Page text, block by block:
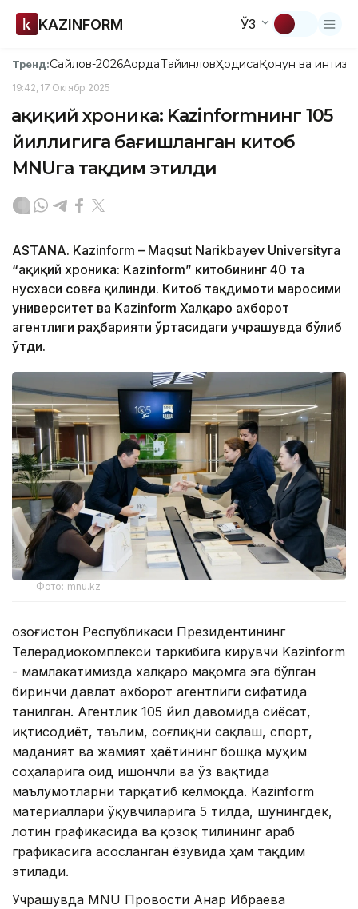
KAZINFORM ЎЗ
Тренд:Сайлов-2026АқордаТайинловҲодисаҚонун ва
19:42, 17 Октябр 2025
Ҳақиқий хроника: Kazinformнинг 105
йиллигига бағишланган китоб
MNUга тақдим этилди
ASTANA. Kazinform – Maqsut Narikbayev Universityга
“Ҳақиқий хроника: Kazinform” китобининг 40 та
нусхаси совға қилинди. Китоб тақдимоти маросими
университет ва Kazinform Халқаро ахборот
агентлиги раҳбарияти ўртасидаги учрашувда бўлиб
ўтди.
Фото: mnu.kz
Қозоғистон Республикаси Президентининг
Телерадиокомплекси таркибига кирувчи Kazinform
- мамлакатимизда халқаро мақомга эга бўлган
биринчи давлат ахборот агентлиги сифатида
танилган. Агентлик 105 йил давомида сиёсат,
иқтисодиёт, таълим, соғлиқни сақлаш, спорт,
маданият ва жамият ҳаётининг бошқа муҳим
соҳаларига оид ишончли ва ўз вақтида
маълумотларни тарқатиб келмоқда. Kazinform
материаллари ўқувчиларига 5 тилда, шунингдек,
лотин графикасида ва қозоқ тилининг араб
графикасига асосланган ёзувида ҳам тақдим
этилади.
Учрашувда MNU Провости Анар Ибраева